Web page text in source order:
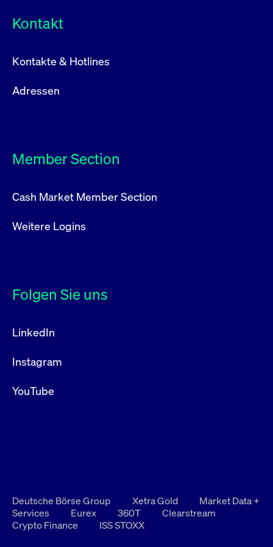
Kontakt
Kontakte & Hotlines
Adressen
Member Section
Cash Market Member Section
Weitere Logins
Folgen Sie uns
LinkedIn
Instagram
YouTube
Deutsche Börse Group Xetra Gold
Market Data +
Services
Eurex 360T
Clearstream
Crypto Finance
ISS STOXX